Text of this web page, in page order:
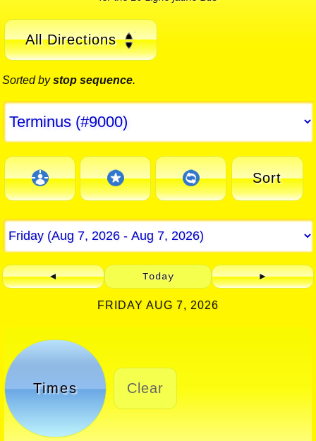
All Directions
Sorted bystop sequence.
Sort
◄ Today ►
FRIDAY AUG 7, 2026
Times Clear